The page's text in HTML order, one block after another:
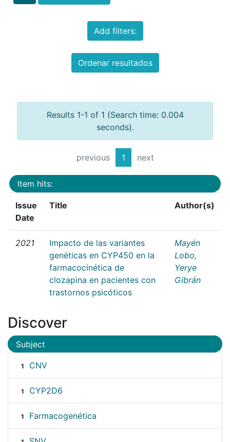
Add filters:
Ordenar resultados
Results 1-1 of 1 (Search time: 0.004
seconds).
previous 1 next
Item hits:
Issue
Date
Title Author(s)
2021
Impacto de las variantes
genéticas en CYP450 en la
farmacocinética de
clozapina en pacientes con
trastornos psicóticos
Mayén
Lobo,
Yerye
Gibrán
Discover
Subject
1 CNV
1 CYP2D6
1 Farmacogenética